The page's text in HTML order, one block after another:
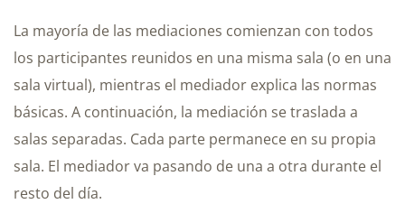
La mayoría de las mediaciones comienzan con todos
los participantes reunidos en una misma sala (o en una
sala virtual), mientras el mediador explica las normas
básicas. A continuación, la mediación se traslada a
salas separadas. Cada parte permanece en su propia
sala. El mediador va pasando de una a otra durante el
resto del día.